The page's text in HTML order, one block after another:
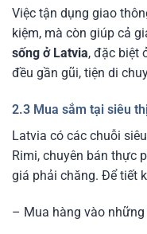
Việc tận dụng giao
kiệm, mà còn giúp cả
sống ở Latvia, đặc biệt
đều gần gũi, tiện di
2.3 Mua sắm tại siêu
Latvia có các chuỗi
Rimi, chuyên bán thực
giá phải chăng. Để tiết
– Mua hàng vào